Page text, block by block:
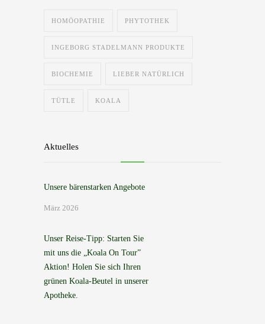
HOMÖOPATHIE PHYTOTHEK
INGEBORG STADELMANN PRODUKTE
BIOCHEMIE LIEBER NATÜRLICH
TÜTLE KOALA
Aktuelles
Unsere bärenstarken Angebote
März 2026
Unser Reise-Tipp: Starten Sie
mit uns die „Koala On Tour”
Aktion! Holen Sie sich Ihren
grünen Koala-Beutel in unserer
Apotheke.